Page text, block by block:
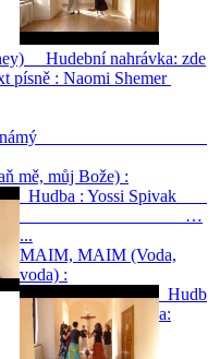
Hudební nahrávka: zde
písně : Naomi Shemer
neznámý
mě, můj Bože) :
Hudba : Yossi Spivak
…
...
MAIM, MAIM (Voda,
voda) :
Hudb
a: